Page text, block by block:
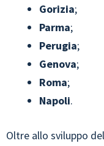
Gorizia;
Parma;
Perugia;
Genova;
Roma;
Napoli.
Oltre allo sviluppo